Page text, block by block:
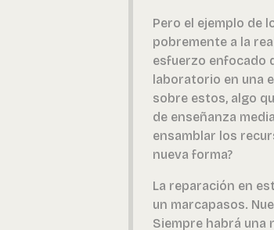
Pero el ejemplo de
pobremente a la
esfuerzo enfocado
laboratorio en una
sobre estos, algo
de enseñanza
ensamblar los
nueva forma?
La reparación en
un marcapasos.
Siempre habrá una